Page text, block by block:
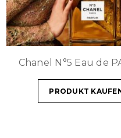
Chanel N°5 Eau de
PRODUKT